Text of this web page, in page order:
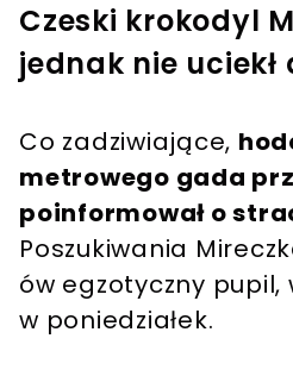
Czeski krokodyl
jednak nie uciekł
Co zadziwiające,
metrowego gada
poinformował o
Poszukiwania
ów egzotyczny pupil,
w poniedziałek.